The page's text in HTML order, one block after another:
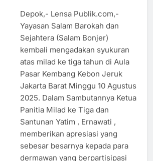
Depok,- Lensa Publik.com,-
Yayasan Salam Barokah dan
Sejahtera (Salam Bonjer)
kembali mengadakan syukuran
atas milad ke tiga tahun di Aula
Pasar Kembang Kebon Jeruk
Jakarta Barat Minggu 10 Agustus
2025. Dalam Sambutannya Ketua
Panitia Milad ke Tiga dan
Santunan Yatim , Ernawati ,
memberikan apresiasi yang
sebesar besarnya kepada para
dermawan yang berpartisipasi